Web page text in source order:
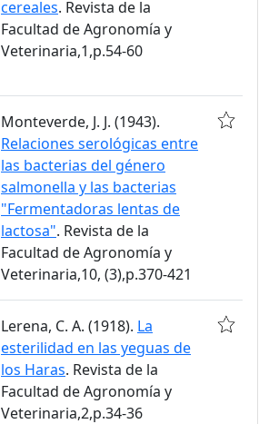
cereales. Revista de la
Facultad de Agronomía y
Veterinaria,1,p.54-60
Monteverde, J. J. (1943).
Relaciones serológicas entre
las bacterias del género
salmonella y las bacterias
"Fermentadoras lentas de
lactosa". Revista de la
Facultad de Agronomía y
Veterinaria,10, (3),p.370-421
Lerena, C. A. (1918). La
esterilidad en las yeguas de
los Haras. Revista de la
Facultad de Agronomía y
Veterinaria,2,p.34-36